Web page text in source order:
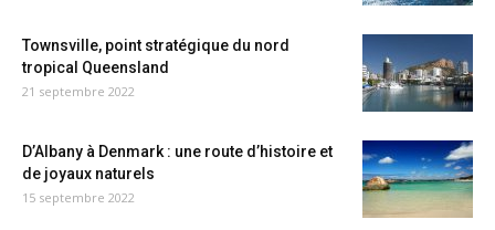
Townsville, point stratégique du nord
tropical Queensland
21 septembre 2022
D’Albany à Denmark : une route d’histoire et
de joyaux naturels
15 septembre 2022